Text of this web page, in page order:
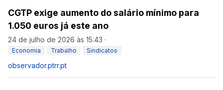
CGTP exige aumento do salário mínimo para
1.050 euros já este ano
24 de julho de 2026 às 15:43 ·
Economia Trabalho Sindicatos
observador.ptrr.pt